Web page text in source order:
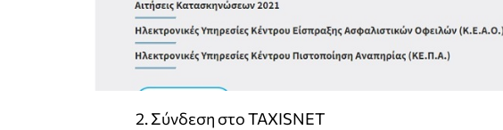
2. Σύνδεση στο TAXISNET